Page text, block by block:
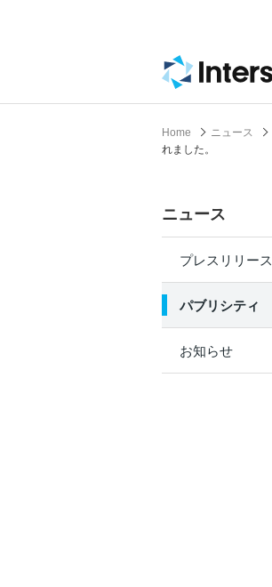
Home ニュース
れました。
ニュース
プレスリリース
パブリシティ
お知らせ